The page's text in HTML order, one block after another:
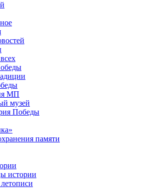
МП
музей
Победы
памяти
истории